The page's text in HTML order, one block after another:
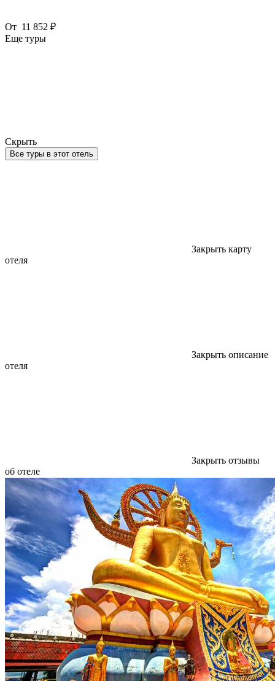
От 11 852 ₽
Еще туры
Скрыть
Все туры в этот отель
Закрыть карту
отеля
Закрыть описание
отеля
Закрыть отзывы
об отеле